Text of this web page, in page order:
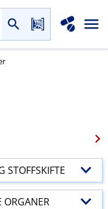
STOFFSKIFTE